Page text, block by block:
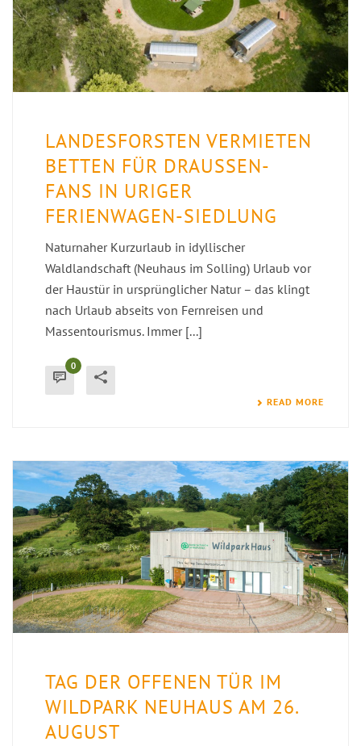
LANDESFORSTEN VERMIETEN
BETTEN FÜR DRAUSSEN-F
ANS IN URIGER F
ERIENWAGEN-SIEDLUNG
Naturnaher Kurzurlaub in idyllischer
Waldlandschaft (Neuhaus im Solling) Urlaub vor
der Haustür in ursprünglicher Natur – das klingt
nach Urlaub abseits von Fernreisen und
Massentourismus. Immer [...]
0
READ MORE
TAG DER OFFENEN TÜR IM
WILDPARK NEUHAUS AM 26.
AUGUST